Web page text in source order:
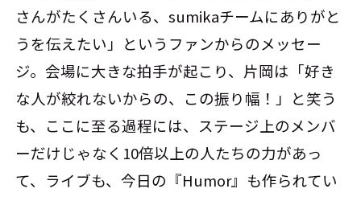
さんがたくさんいる、sumikaチームにありがと
うを伝えたい」というファンからのメッセー
ジ。会場に大きな拍手が起こり、片岡は「好き
な人が絞れないからの、この振り幅！」と笑う
も、ここに至る過程には、ステージ上のメンバ
ーだけじゃなく10倍以上の人たちの力があっ
て、ライブも、今日の『Humor』も作られてい